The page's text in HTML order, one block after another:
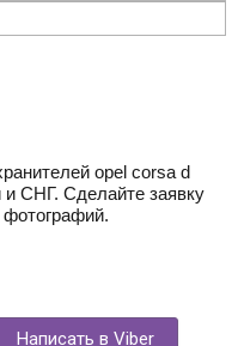
opel corsa d
и СНГ. Сделайте заявку
Написать в Viber